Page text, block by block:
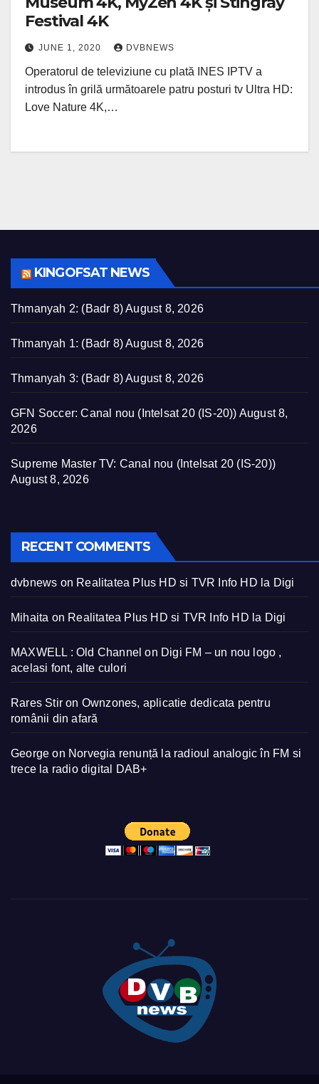
Festival 4K
JUNE 1, 2020 DVBNEWS
Operatorul de televiziune cu plată INES IPTV a
introdus în grilă următoarele patru posturi tv Ultra HD:
Love Nature 4K,…
KINGOFSAT NEWS
Thmanyah 2: (Badr 8)August 8, 2026
Thmanyah 1: (Badr 8)August 8, 2026
Thmanyah 3: (Badr 8)August 8, 2026
GFN Soccer: Canal nou (Intelsat 20 (IS-20)) August 8,
2026
Supreme Master TV: Canal nou (Intelsat 20 (IS-20))
August 8, 2026
RECENT COMMENTS
dvbnews on Realitatea Plus HD si TVR Info HD la Digi
Mihaita on Realitatea Plus HD si TVR Info HD la Digi
MAXWELL : Old Channel on Digi FM – un nou logo ,
acelasi font, alte culori
Rares Stir on Ownzones, aplicatie dedicata pentru
românii din afară
George on Norvegia renunță la radioul analogic în FM si
trece la radio digital DAB+